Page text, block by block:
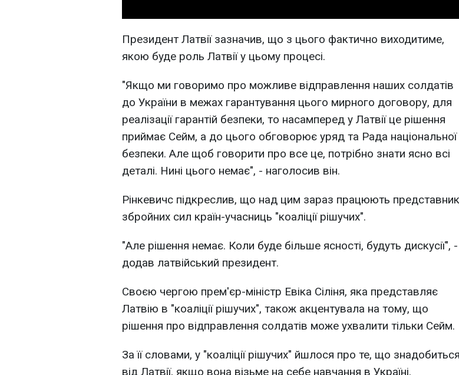
Президент Латвії зазначив, що з цього фактично виходитиме,
якою буде роль Латвії у цьому процесі.
"Якщо ми говоримо про можливе відправлення наших солдатів
до України в межах гарантування цього мирного договору, для
реалізації гарантій безпеки, то насамперед у Латвії це рішення
приймає Сейм, а до цього обговорює уряд та Рада національної
безпеки. Але щоб говорити про все це, потрібно знати ясно всі
деталі. Нині цього немає", - наголосив він.
Рінкевичс підкреслив, що над цим зараз працюють
збройних сил країн-учасниць "коаліції рішучих".
"Але рішення немає. Коли буде більше ясності, будуть дискусії", -
додав латвійський президент.
Своєю чергою прем'єр-міністр Евіка Сіліня, яка представляє
Латвію в "коаліції рішучих", також акцентувала на тому, що
рішення про відправлення солдатів може ухвалити тільки Сейм.
За її словами, у "коаліції рішучих" йшлося про те, що знадобиться
від Латвії, якщо вона візьме на себе навчання в Україні.